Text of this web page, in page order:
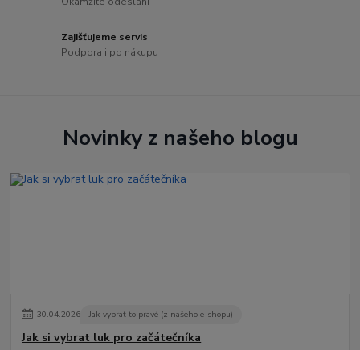
Zajišťujeme servis
Podpora i po nákupu
Novinky z našeho blogu
30.04.2026 Jak vybrat to pravé (z našeho e-shopu)
Jak si vybrat luk pro začátečníka